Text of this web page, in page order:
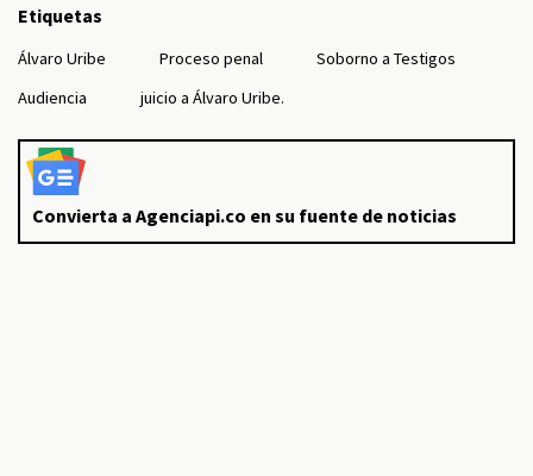
Etiquetas
Álvaro Uribe Proceso penal
Soborno a Testigos
Audiencia
juicio a Álvaro Uribe.
Convierta a Agenciapi.co en su fuente de noticias